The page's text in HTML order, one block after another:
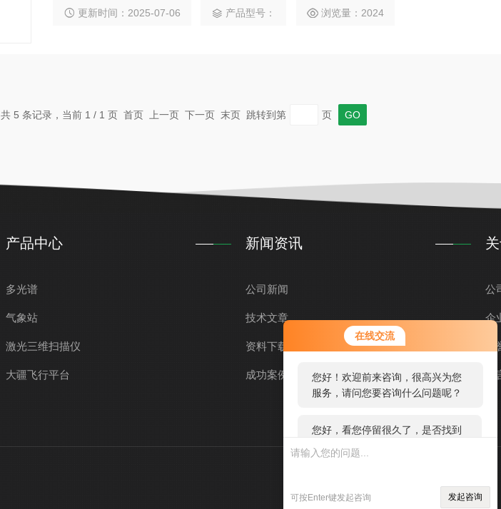
在线交流
您好！欢迎前来咨询，很高兴为您
服务，请问您要咨询什么问题呢？
您好，看您停留很久了，是否找到
了需求产品，您可以直接在线与我
可按Enter键发起咨询 发起咨询
更新时间：2025-07-06 产品型号： 浏览量：2024
共 5 条记录，当前 1 / 1 页 首页 上一页 下一页 末页 跳转到第 页
产品中心
多光谱
气象站
激光三维扫描仪
大疆飞行平台
新闻资讯
公司新闻
技术文章
资料下载
成功案例
公
企